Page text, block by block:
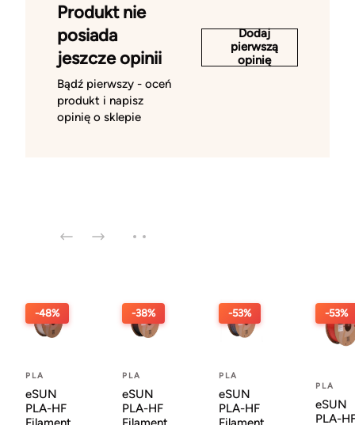
Produkt nie
posiada
jeszcze opinii
Bądź pierwszy - oceń
produkt i napisz
opinię o sklepie
Dodaj
pierwszą
opinię
-48%
PLA
eSUN
PLA-HF
-38%
PLA
eSUN
PLA-HF
-53%
PLA
eSUN
PLA-HF
-53%
PLA
eSUN
PLA-